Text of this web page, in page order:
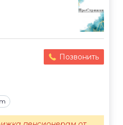
Позвонить